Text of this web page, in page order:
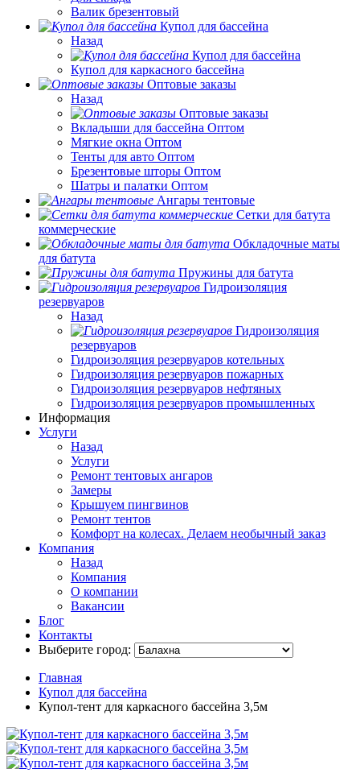
Валик брезентовый
Купол для бассейна
Назад
Купол для бассейна
Купол для каркасного бассейна
Оптовые заказы
Назад
Оптовые заказы
Вкладыши для бассейна Оптом
Мягкие окна Оптом
Тенты для авто Оптом
Брезентовые шторы Оптом
Шатры и палатки Оптом
Ангары тентовые
Сетки для батута
коммерческие
Обкладочные маты
для батута
Пружины для батута
Гидроизоляция
резервуаров
Назад
Гидроизоляция
резервуаров
Гидроизоляция резервуаров котельных
Гидроизоляция резервуаров пожарных
Гидроизоляция резервуаров нефтяных
Гидроизоляция резервуаров промышленных
Информация
Услуги
Назад
Услуги
Ремонт тентовых ангаров
Замеры
Крышуем пингвинов
Ремонт тентов
Комфорт на колесах. Делаем необычный заказ
Компания
Назад
Компания
О компании
Вакансии
Блог
Контакты
Выберите город:
Главная
Купол для бассейна
Купол-тент для каркасного бассейна 3,5м